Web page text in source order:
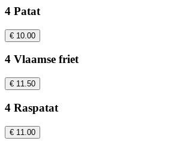
4 Patat
€ 10.00
4 Vlaamse friet
€ 11.50
4 Raspatat
€ 11.00